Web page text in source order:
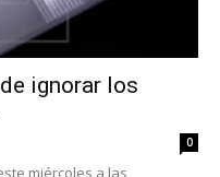
ignorar los
0
miércoles a las